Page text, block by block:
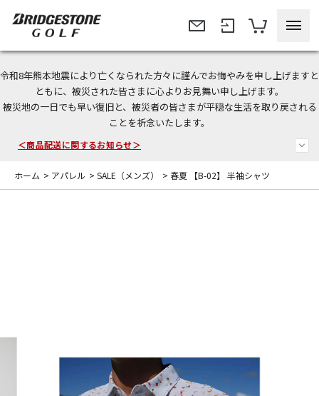
令和8年熊本地震により亡くなられた方々に謹んでお悔やみを申し上げますと
ともに、被災された皆さまに心よりお見舞い申し上げます。
被災地の一日でも早い復旧と、被災者の皆さまが平穏な生活を取り戻される
ことを祈念いたします。
＜夏季休暇中のご注文・発送・お問い合わせ＞
今なら新規会員登録で1,000円OFFクーポンプレゼント！
＜商品配送に関するお知らせ＞
ホーム > アパレル > SALE（メンズ） > 春夏 【B-02】 半袖シャツ